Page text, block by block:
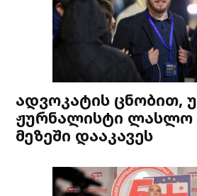
ადვოკატის ცნობით,
ჟურნალისტი ლასლო
მეზეში დააკავეს